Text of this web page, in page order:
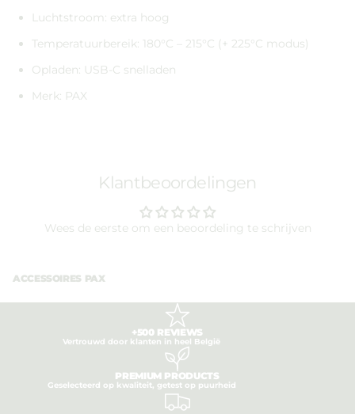
Luchtstroom: extra hoog
Temperatuurbereik: 180°C – 215°C (+ 225°C modus)
Opladen: USB-C snelladen
Merk: PAX
Klantbeoordelingen
Wees de eerste om een beoordeling te schrijven
ACCESSOIRES PAX
+500 REVIEWS
Vertrouwd door klanten in heel België
PREMIUM PRODUCTS
Geselecteerd op kwaliteit, getest op puurheid